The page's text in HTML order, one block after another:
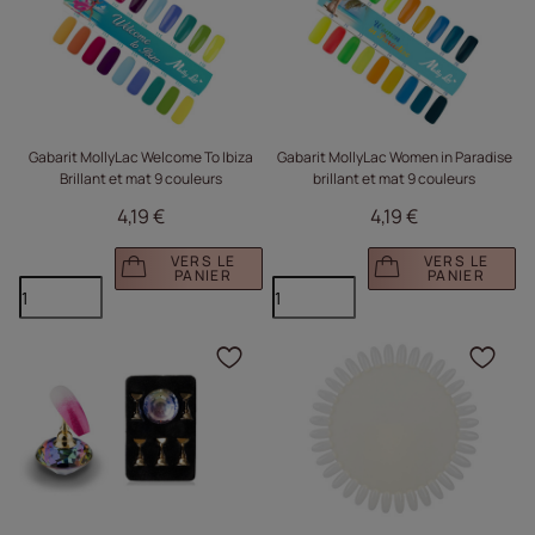
Gabarit MollyLac Welcome To Ibiza
Brillant et mat 9 couleurs
4,19 €
VERS LE
PANIER
Gabarit MollyLac Women in Paradise
brillant et mat 9 couleurs
4,19 €
VERS LE
PANIER
Cliquez pour ajouter